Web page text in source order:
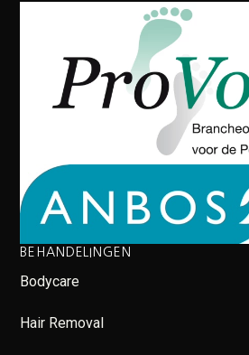
BEHANDELINGEN
Bodycare
Hair Removal